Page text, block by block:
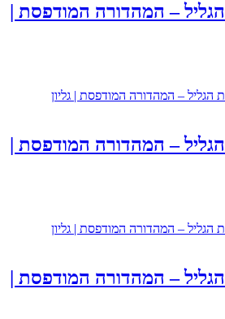
– המהדורה המודפסת |
– המהדורה המודפסת |
– המהדורה המודפסת |